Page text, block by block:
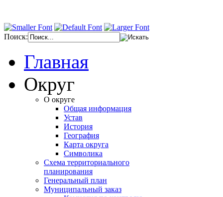
Поиск:
Главная
Округ
О округе
Общая информация
Устав
История
География
Карта округа
Символика
Схема территориального
планирования
Генеральный план
Муниципальный заказ